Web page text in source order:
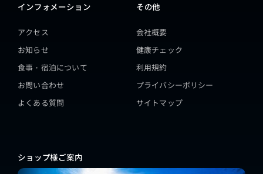
インフォメーション
アクセス
お知らせ
食事・宿泊について
お問い合わせ
よくある質問
その他
会社概要
健康チェック
利用規約
プライバシーポリシー
サイトマップ
ショップ様ご案内